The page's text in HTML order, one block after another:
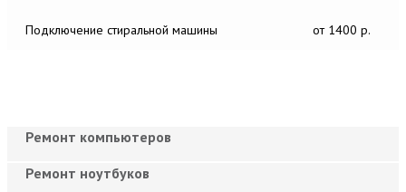
Подключение стиральной машины от 1400 р.
Ремонт компьютеров
Ремонт ноутбуков